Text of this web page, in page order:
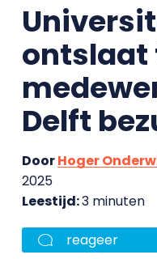
ontslaat
Delft
DoorHoger
2025
Leestijd:3 minuten
reageer